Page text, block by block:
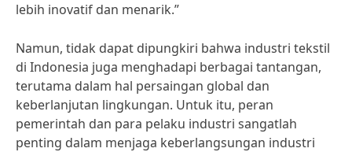
lebih inovatif dan menarik.”
Namun, tidak dapat dipungkiri bahwa industri tekstil
di Indonesia juga menghadapi berbagai tantangan,
terutama dalam hal persaingan global dan
keberlanjutan lingkungan. Untuk itu, peran
pemerintah dan para pelaku industri sangatlah
penting dalam menjaga keberlangsungan industri